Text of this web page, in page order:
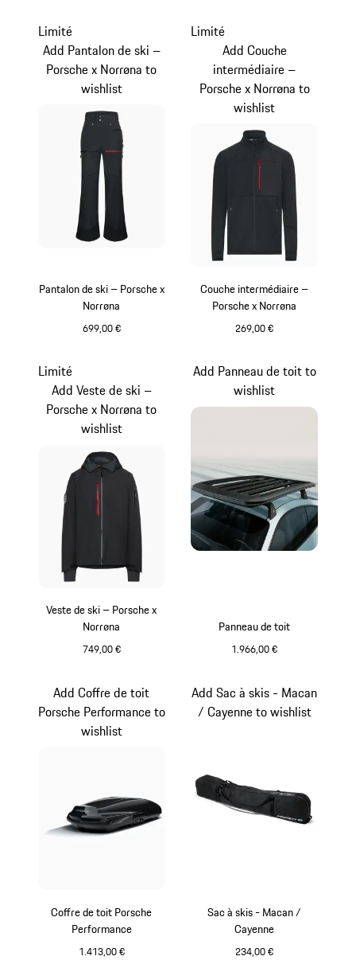
Pantalon de ski – Porsche x
Norrøna
699,00 €
Limité
Add Pantalon de ski –
Porsche x Norrøna to
wishlist
Couche intermédiaire –
Porsche x Norrøna
269,00 €
Limité
Add Couche
intermédiaire –
Porsche x Norrøna to
wishlist
Veste de ski – Porsche x
Norrøna
749,00 €
Limité
Add Veste de ski –
Porsche x Norrøna to
wishlist
Panneau de toit
1.966,00 €
Add Panneau de toit to
wishlist
Coffre de toit Porsche
Performance
1.413,00 €
Add Coffre de toit
Porsche Performance to
wishlist
Sac à skis - Macan /
Cayenne
234,00 €
Add Sac à skis - Macan
/ Cayenne to wishlist